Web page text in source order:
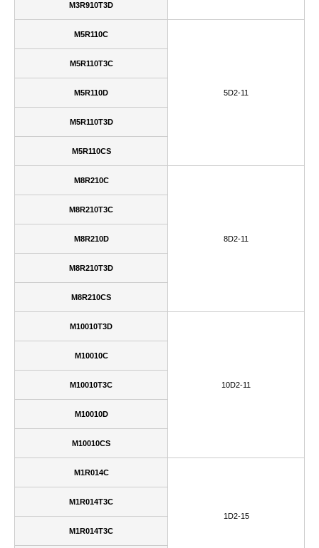
M3R910T3D
M5R110C
5D2-11
M5R110T3C
M5R110D
M5R110T3D
M5R110CS
M8R210C
8D2-11
M8R210T3C
M8R210D
M8R210T3D
M8R210CS
M10010T3D
10D2-11
M10010C
M10010T3C
M10010D
M10010CS
M1R014C
1D2-15
M1R014T3C
M1R014T3C